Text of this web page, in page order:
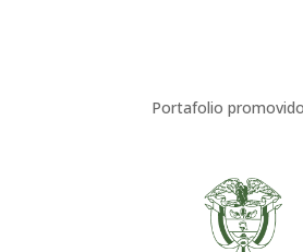
Portafolio